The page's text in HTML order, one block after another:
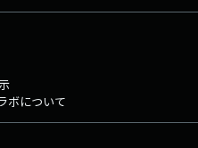
ボについて